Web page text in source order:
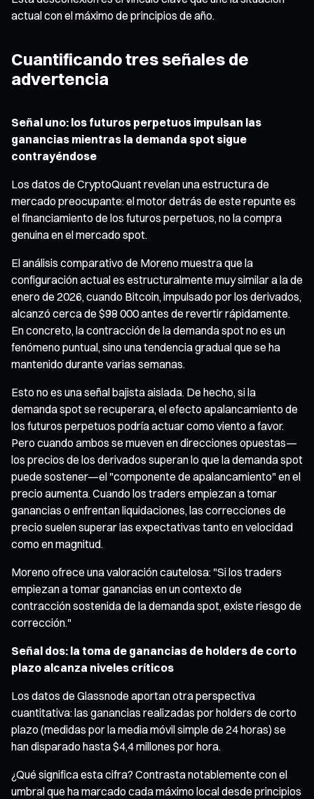
actual con el máximo de principios de año.
Cuantificando tres señales de
advertencia
Señal uno: los futuros perpetuos impulsan las
ganancias mientras la demanda spot sigue
contrayéndose
Los datos de CryptoQuant revelan una estructura de
mercado preocupante: el motor detrás de este repunte es
el financiamiento de los futuros perpetuos, no la compra
genuina en el mercado spot.
El análisis comparativo de Moreno muestra que la
configuración actual es estructuralmente muy similar a la de
enero de 2026, cuando Bitcoin, impulsado por los derivados,
alcanzó cerca de $98 000 antes de revertir rápidamente.
En concreto, la contracción de la demanda spot no es un
fenómeno puntual, sino una tendencia gradual que se ha
mantenido durante varias semanas.
Esto no es una señal bajista aislada. De hecho, si la
demanda spot se recuperara, el efecto apalancamiento de
los futuros perpetuos podría actuar como viento a favor.
Pero cuando ambos se mueven en direcciones opuestas—
los precios de los derivados superan lo que la demanda spot
puede sostener—el "componente de apalancamiento" en el
precio aumenta. Cuando los traders empiezan a tomar
ganancias o enfrentan liquidaciones, las correcciones de
precio suelen superar las expectativas tanto en velocidad
como en magnitud.
Moreno ofrece una valoración cautelosa: "Si los traders
empiezan a tomar ganancias en un contexto de
contracción sostenida de la demanda spot, existe riesgo de
corrección."
Señal dos: la toma de ganancias de holders de corto
plazo alcanza niveles críticos
Los datos de Glassnode aportan otra perspectiva
cuantitativa: las ganancias realizadas por holders de corto
plazo (medidas por la media móvil simple de 24 horas) se
han disparado hasta $4,4 millones por hora.
¿Qué significa esta cifra? Contrasta notablemente con el
umbral que ha marcado cada máximo local desde principios